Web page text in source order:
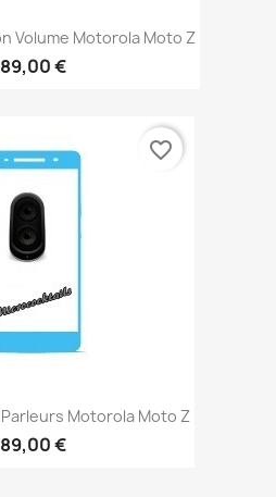
Volume Motorola Moto Z
89,00 €
Motorola Moto Z
89,00 €
favorite_border